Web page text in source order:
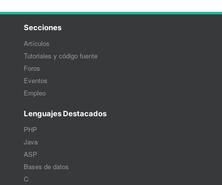
Secciones
Artículos
Tutoriales y código fuente
Foros
Eventos
Empleo
Lenguajes Destacados
PHP
Java
ASP
Bases de datos
C